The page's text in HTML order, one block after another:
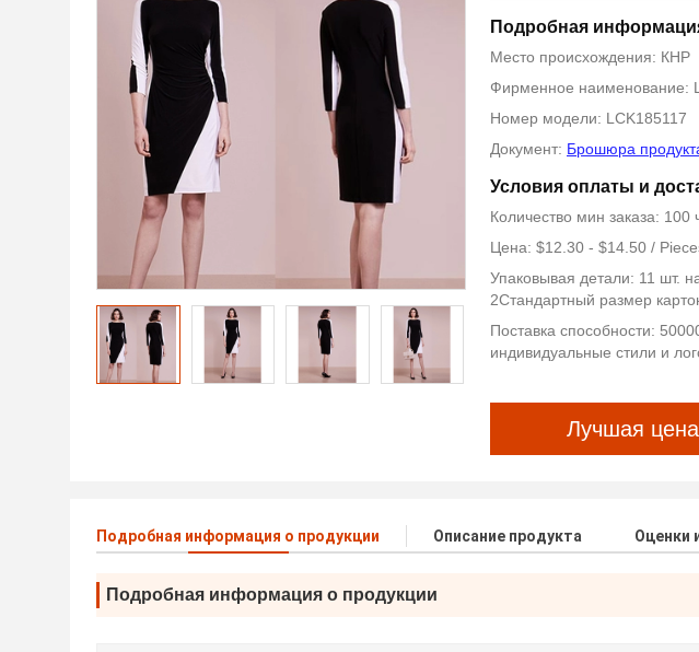
Подробная
Место происхождения: КНР
Фирменное наименование:
Номер модели: LCK185117
Документ: Брошюра
Условия оплаты и
Количество мин заказа: 100
Цена: $12.30 - $14.50 /
Упаковывая детали: 11 шт.
2Стандартный размер
Поставка способности:
индивидуальные стили и
Лучшая цена
Подробная информация о продукции Описание продукта Оценки
Подробная информация о продукции